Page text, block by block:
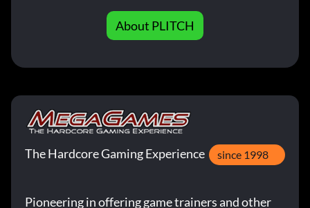
About PLITCH
The Hardcore Gaming Experience since 1998
Pioneering in offering game trainers and other